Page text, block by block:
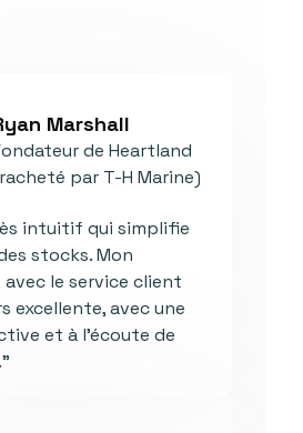
Marshall
de Heartland
par T-H Marine)
intuitif qui simplifie
stocks. Mon
le service client
excellente, avec une
et à l'écoute de